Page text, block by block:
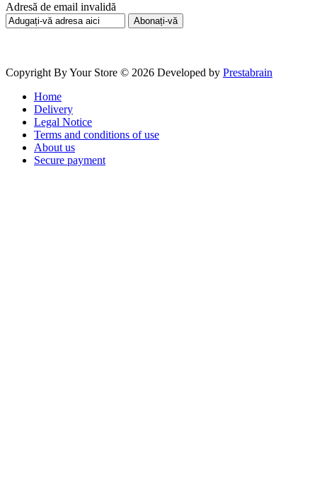
Adresă de email invalidă
Abonați-vă
Copyright By Your Store © 2026 Developed by Prestabrain
Home
Delivery
Legal Notice
Terms and conditions of use
About us
Secure payment